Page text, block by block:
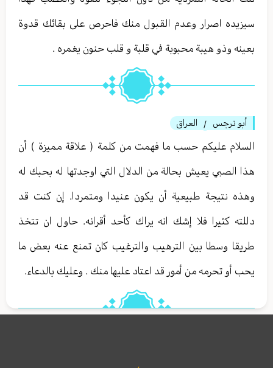
سيزيده اصرار وعدم القبول منك فاحرص على بقائك قدوة
بعينه وذو هيبة محبوبة في قلبة و قلب حنون يغمره .
أبو نرجس / العراق
السلام عليكم حسب ما فهمت من كلمة ( علاقة مميزة ) أن
هذا الصبي يعيش بحالة من الدلال التي اوجدتها له بحبك له
وهذه نتيجة طبيعية أن يكون عنيدا ومتمردا. إن كنت قد
دللته كثيرا فلا إشك انه يراك كأحد أقرانه. حاول ان تتخذ
طريقا وسطا بين الترهيب والترغيب كان تمنع عنه بعض ما
يحب أو تحرمه من أمور قد اعتاد عليها منك . وعليك بالدعاء.